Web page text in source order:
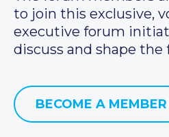
to join this exclusive,
executive forum
discuss and shape the
BECOME A MEMBER